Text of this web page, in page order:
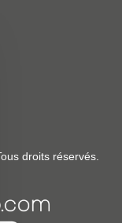
droits réservés.
cookie